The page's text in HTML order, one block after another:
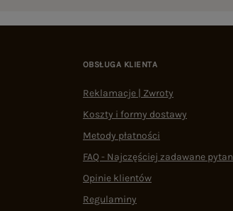
OBSŁUGA KLIENTA
Reklamacje | Zwroty
Koszty i formy dostawy
Metody płatności
FAQ - Najczęściej zadawane
Opinie klientów
Regulaminy